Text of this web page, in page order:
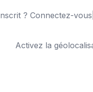
? Connectez-vous
Activez la
à